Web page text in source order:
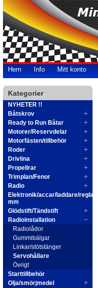
Hem Info Mitt konto
Kategorier
NYHETER !!
Båtskrov
Ready to Run Båtar
Motorer/Reservdelar
Motorfästen/tillbehör
Roder
Drivlina
Propellrar
Trimplan/Fenor
Radio
Elektronik/accar/laddare/reglage
mm
Glödstift/Tändstift
Radioinstallation
Radiolådor
Gummibälgar
Linkar/stötstänger
Servohållare
Övrigt
Starttillbehör
Olja/smörjmedel